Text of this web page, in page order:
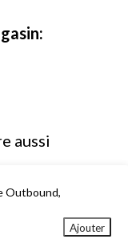
aussi
Outbound,
Ajouter